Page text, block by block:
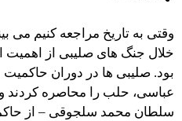
وقتی به تاریخ مراجعه کنیم می
خلال جنگ های صلیبی از اهمیت
بود. صلیبی ها در دوران حاکمیت
عباسی، حلب را محاصره کردند و
سلطان محمد سلجوقی – از